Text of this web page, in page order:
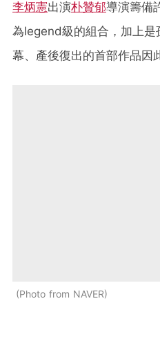
李炳憲出演朴贊郁導演籌備
為legend級的組合，加上是
幕、產後復出的首部作品因
Photo from NAVER